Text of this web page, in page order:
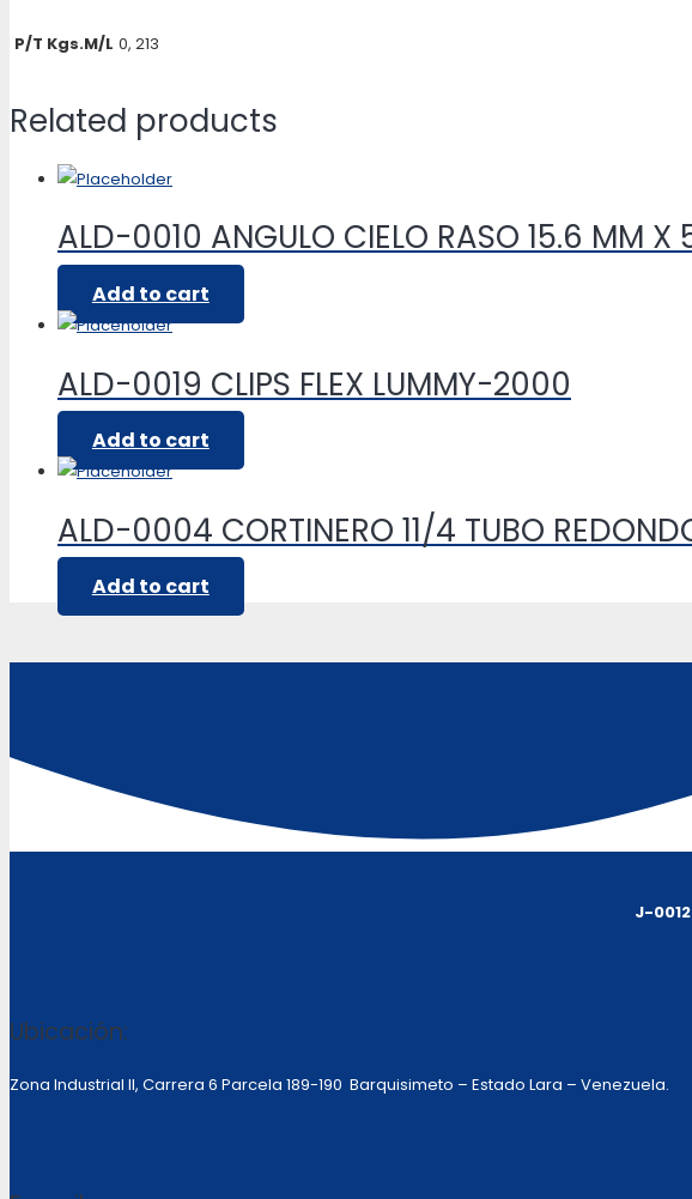
P/T Kgs.M/L 0, 213
Related products
ALD-0010 ANGULO CIELO RASO 15.6 MM X
Add to cart
ALD-0019 CLIPS FLEX LUMMY-2000
Add to cart
ALD-0004 CORTINERO 11/4 TUBO
Add to cart
J-
Ubicación:
Zona Industrial II, Carrera 6 Parcela 189-190 Barquisimeto – Estado Lara – Venezuela.